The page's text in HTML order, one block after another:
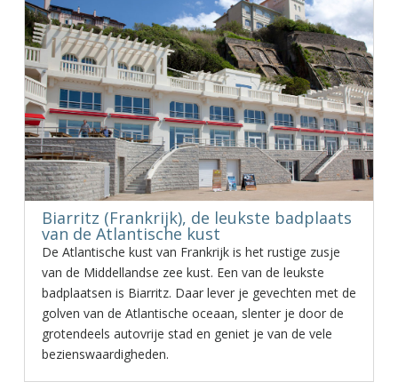
Biarritz (Frankrijk), de leukste badplaats
van de Atlantische kust
De Atlantische kust van Frankrijk is het rustige zusje
van de Middellandse zee kust. Een van de leukste
badplaatsen is Biarritz. Daar lever je gevechten met de
golven van de Atlantische oceaan, slenter je door de
grotendeels autovrije stad en geniet je van de vele
bezienswaardigheden.